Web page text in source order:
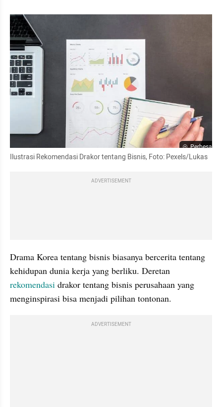
Perbesar
Ilustrasi Rekomendasi Drakor tentang Bisnis, Foto: Pexels/Lukas
ADVERTISEMENT
Drama Korea tentang bisnis biasanya bercerita tentang
rekomendasi drakor tentang bisnis perusahaan yang
menginspirasi bisa menjadi pilihan tontonan.
ADVERTISEMENT